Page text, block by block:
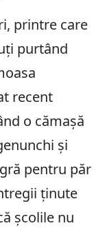
printre care
purtând
recent
o cămașă
și
pentru păr
ținute
școlile nu